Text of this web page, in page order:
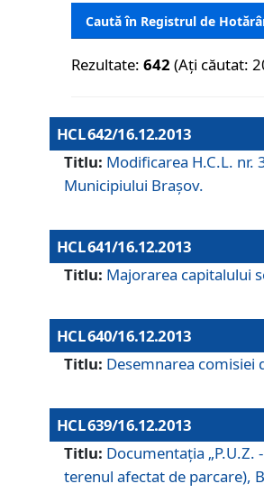
Caută în Registrul de
Rezultate:642 (Ați căutat:
HCL 642/16.12.2013
Titlu: Modificarea H.C.L.
Municipiului Braşov.
HCL 641/16.12.2013
Titlu: Majorarea capitalului
HCL 640/16.12.2013
Titlu: Desemnarea
HCL 639/16.12.2013
Titlu: Documentaţia
terenul afectat de parcare),